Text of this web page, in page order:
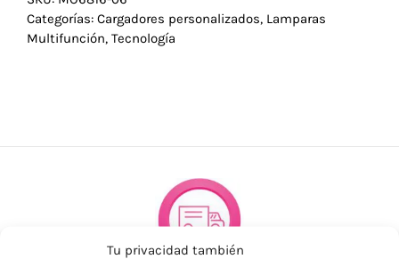
Tu privacidad también
Categorías: Cargadores personalizados, Lamparas
Multifunción, Tecnología